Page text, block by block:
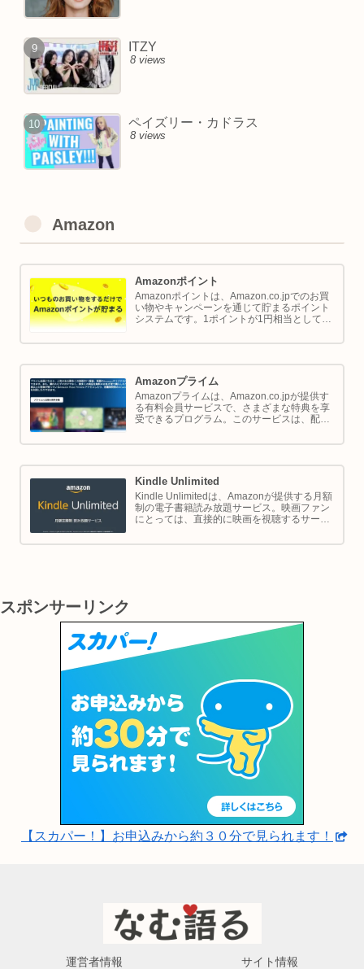
ITZY
8 views
ペイズリー・カドラス
8 views
Amazon
Amazonポイント
Amazonポイントは、Amazon.co.jpでのお買
い物やキャンペーンを通じて貯まるポイント
システムです。1ポイントが1円相当として、
では Amazon ポイントの使い方と貯め方を解
Amazonプライム
Amazonプライムは、Amazon.co.jpが提供す
る有料会員サービスで、さまざまな特典を享
受できるプログラム。このサービスは、配送
実、さらには限定割引までをカバーし、日常
Kindle Unlimited
Kindle Unlimitedは、Amazonが提供する月額
制の電子書籍読み放題サービス。映画ファン
にとっては、直接的に映画を視聴するサービ
理解し、楽しむための間接的なツールとして
スポンサーリンク
【スカパー！】お申込みから約３０分で見られます！
運営者情報 サイト情報